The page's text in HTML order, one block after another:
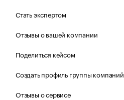
Стать экспертом
Отзывы о вашей компании
Поделиться кейсом
Создать профиль группы компаний
Отзывы о сервисе